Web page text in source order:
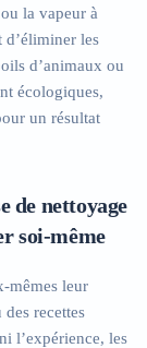
la vapeur à
d’éliminer les
d’animaux ou
écologiques,
un résultat
de nettoyage
soi-même
mêmes leur
recettes
l’expérience, les